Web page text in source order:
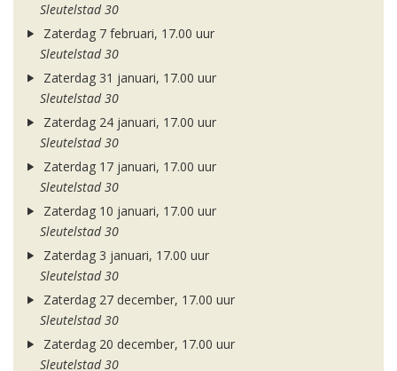
Sleutelstad 30
Zaterdag 7 februari, 17.00 uur
Sleutelstad 30
Zaterdag 31 januari, 17.00 uur
Sleutelstad 30
Zaterdag 24 januari, 17.00 uur
Sleutelstad 30
Zaterdag 17 januari, 17.00 uur
Sleutelstad 30
Zaterdag 10 januari, 17.00 uur
Sleutelstad 30
Zaterdag 3 januari, 17.00 uur
Sleutelstad 30
Zaterdag 27 december, 17.00 uur
Sleutelstad 30
Zaterdag 20 december, 17.00 uur
Sleutelstad 30